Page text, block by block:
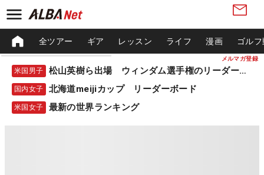
メルマガ登録
全ツアー ギア レッスン ライフ 漫画 ゴル
米国男子 松山英樹ら出場 ウィンダム選手権のリーダーボード
国内女子 北海道meijiカップ リーダーボード
米国女子 最新の世界ランキング